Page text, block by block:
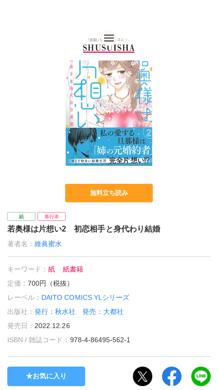
無料立ち読み
紙 単行本
若奥様は片想い2 初恋相手と身代わり結婚
著者名：維眞蜜水
キーワード：紙
紙書籍
定価：700円（税抜）
レーベル： DAITO COMICS YLシリーズ
出版社：発行：秋水社 発売：大都社
発売日： 2022.12.26
ISBN / 雑誌コード： 978-4-86495-562-1
お気に入り